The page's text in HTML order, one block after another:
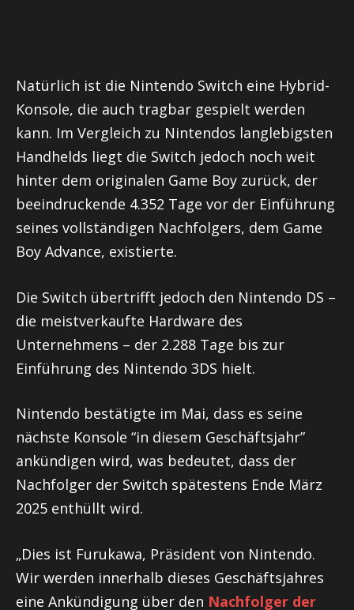
Natürlich ist die Nintendo Switch eine Hybrid-
Konsole, die auch tragbar gespielt werden
kann. Im Vergleich zu Nintendos langlebigsten
Handhelds liegt die Switch jedoch noch weit
hinter dem originalen Game Boy zurück, der
beeindruckende 4.352 Tage vor der Einführung
seines vollständigen Nachfolgers, dem Game
Boy Advance, existierte.
Die Switch übertrifft jedoch den Nintendo DS –
die meistverkaufte Hardware des
Unternehmens – der 2.288 Tage bis zur
Einführung des Nintendo 3DS hielt.
Nintendo bestätigte im Mai, dass es seine
nächste Konsole “in diesem Geschäftsjahr”
ankündigen wird, was bedeutet, dass der
Nachfolger der Switch spätestens Ende März
2025 enthüllt wird.
„Dies ist Furukawa, Präsident von Nintendo.
Wir werden innerhalb dieses Geschäftsjahres
eine Ankündigung über den Nachfolger der